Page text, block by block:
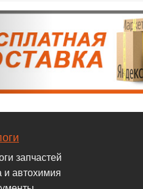
запчастей
и автохимия